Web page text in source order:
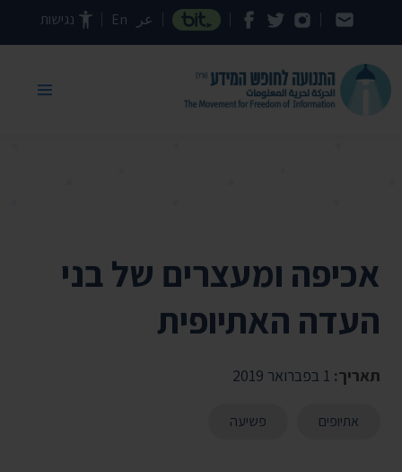
דילוג לתוכן העמוד عر En נגישות
אכיפה ומעצרים של בני
העדה האתיופית
תאריך:
אתיופים פשיעה